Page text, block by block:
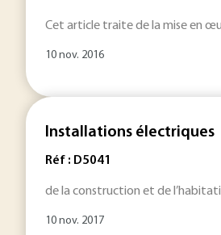
Cet article traite de la mise en
10 nov. 2016
Installations électriques
Réf : D5041
de la construction et de
10 nov. 2017